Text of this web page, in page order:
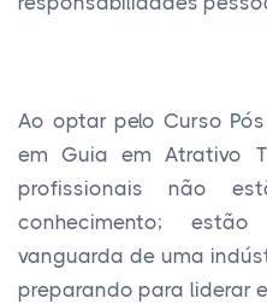
Ao optar pelo Curso
em Guia em Atrativo
profissionais não
conhecimento;
vanguarda de uma
preparando para liderar